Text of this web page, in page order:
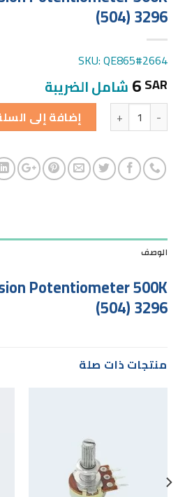
(504) 3296
SKU: QE865#2664
6SAR شامل الضريبة
الكمية إضافة إلى
الوصف
Potentiometer 500K
(504) 3296
منتجات ذات صلة